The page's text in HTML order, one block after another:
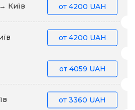
Київ от 4200 UAH
от 4200 UAH
от 4059 UAH
от 3360 UAH